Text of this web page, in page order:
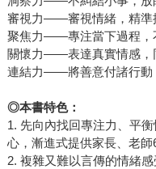
審視力——審視情緒，精準
聚焦力——專注當下過程，
關懷力——表達真實情感，
連結力——將善意付諸行動
◎本書特色：
1. 先向內找回專注力、平
心，漸進式提供家長、老師
2. 複雜又難以言傳的情緒